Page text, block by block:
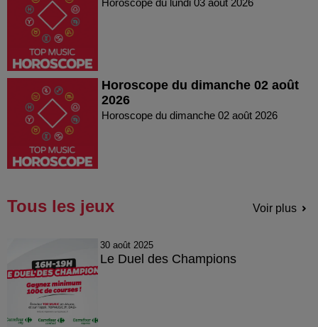
Horoscope du dimanche 02 août
2026
Horoscope du dimanche 02 août 2026
Tous les jeux Voir plus
30 août 2025
Le Duel des Champions